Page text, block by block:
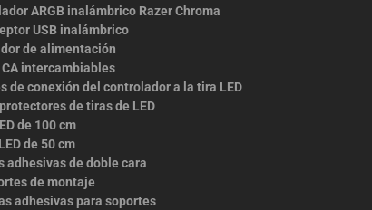
ARGB inalámbrico Razer Chroma
USB inalámbrico
de alimentación
intercambiables
de conexión del controlador a la tira LED
de tiras de LED
de 100 cm
de 50 cm
adhesivas de doble cara
de montaje
adhesivas para soportes